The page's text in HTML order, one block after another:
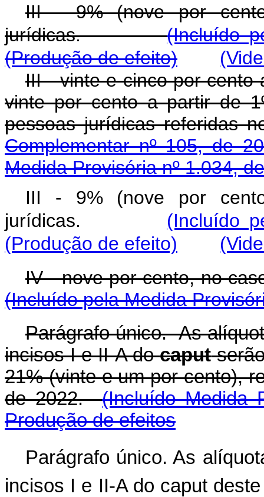
III - 9% (nove por
jurídicas.(Incluído
(Produção de efeito)
III - vinte e cinco por cento
vinte por cento a partir de
pessoas jurídicas referidas
Complementar nº 105, de
Medida Provisória nº 1.034,
III - 9% (nove por
jurídicas. (Incluído
(Produção de efeito)
IV - nove por cento, no
(Incluído pela Medida
Parágrafo único. As
incisos I e II-A docaput
21% (vinte e um por cento),
de 2022.(Incluído Medida
Produção de efeitos
Parágrafo único. As
incisos I e II-A do caput